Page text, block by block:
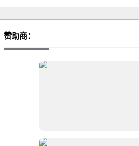
赞助商：